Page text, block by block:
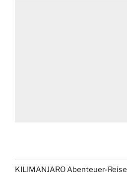
KILIMANJARO Abenteuer-Reise